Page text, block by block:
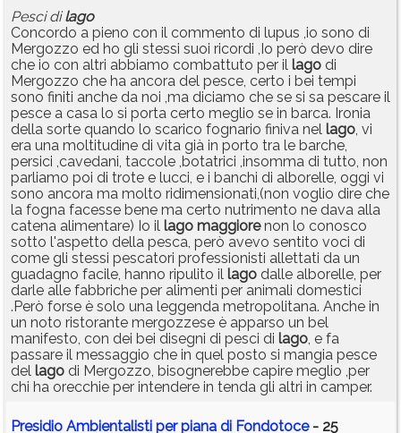
Pesci dilago
Concordo a pieno con il commento di lupus ,io sono di
Mergozzo ed ho gli stessi suoi ricordi ,Io però devo dire
che io con altri abbiamo combattuto per il lago di
Mergozzo che ha ancora del pesce, certo i bei tempi
sono finiti anche da noi ,ma diciamo che se si sa pescare il
pesce a casa lo si porta certo meglio se in barca. Ironia
della sorte quando lo scarico fognario finiva nel lago, vi
era una moltitudine di vita già in porto tra le barche,
persici ,cavedani, taccole ,botatrici ,insomma di tutto, non
parliamo poi di trote e lucci, e i banchi di alborelle, oggi vi
sono ancora ma molto ridimensionati,(non voglio dire che
la fogna facesse bene ma certo nutrimento ne dava alla
catena alimentare) Io il lago maggiorenon lo conosco
sotto l'aspetto della pesca, però avevo sentito voci di
come gli stessi pescatori professionisti allettati da un
guadagno facile, hanno ripulito il lago dalle alborelle, per
darle alle fabbriche per alimenti per animali domestici
.Però forse è solo una leggenda metropolitana. Anche in
un noto ristorante mergozzese è apparso un bel
manifesto, con dei bei disegni di pesci di lago, e fa
passare il messaggio che in quel posto si mangia pesce
del lago di Mergozzo, bisognerebbe capire meglio ,per
chi ha orecchie per intendere in tenda gli altri in camper.
Presidio Ambientalisti per piana di Fondotoce- 25